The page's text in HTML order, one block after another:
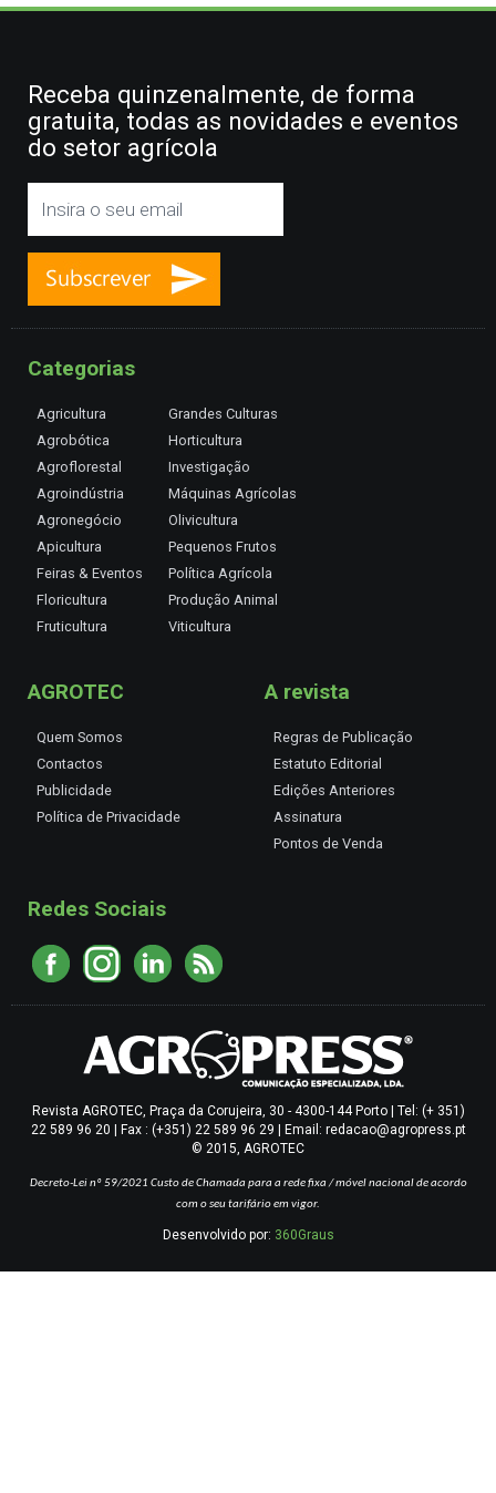
Receba quinzenalmente, de forma
gratuita, todas as novidades e eventos
do setor agrícola
Categorias
Agricultura
Agrobótica
Agroflorestal
Agroindústria
Agronegócio
Apicultura
Feiras & Eventos
Floricultura
Fruticultura
Grandes Culturas
Horticultura
Investigação
Máquinas Agrícolas
Olivicultura
Pequenos Frutos
Política Agrícola
Produção Animal
Viticultura
AGROTEC
Quem Somos
Contactos
Publicidade
Política de Privacidade
A revista
Regras de Publicação
Estatuto Editorial
Edições Anteriores
Assinatura
Pontos de Venda
Redes Sociais
Revista AGROTEC, Praça da Corujeira, 30 - 4300-144 Porto | Tel: (+ 351)
22 589 96 20 | Fax : (+351) 22 589 96 29 | Email: redacao@agropress.pt
© 2015, AGROTEC
Decreto-Lei nº 59/2021 Custo de Chamada para a rede fixa / móvel nacional de acordo
com o seu tarifário em vigor.
Desenvolvido por: 360Graus